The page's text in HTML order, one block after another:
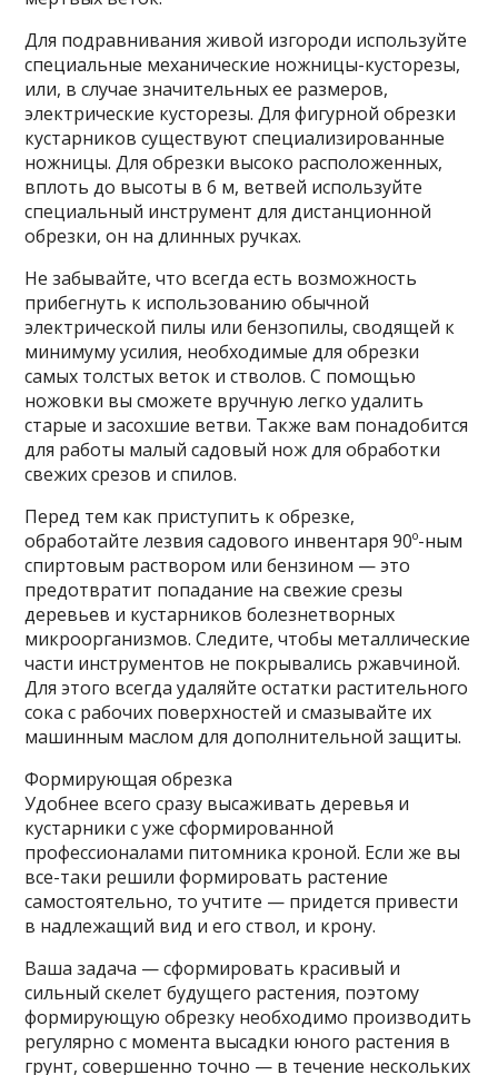
Для подравнивания живой изгороди используйте
специальные механические ножницы-кусторезы,
или, в случае значительных ее размеров,
электрические кусторезы. Для фигурной обрезки
кустарников существуют специализированные
ножницы. Для обрезки высоко расположенных,
вплоть до высоты в 6 м, ветвей используйте
специальный инструмент для дистанционной
обрезки, он на длинных ручках.
Не забывайте, что всегда есть возможность
прибегнуть к использованию обычной
электрической пилы или бензопилы, сводящей к
минимуму усилия, необходимые для обрезки
самых толстых веток и стволов. С помощью
ножовки вы сможете вручную легко удалить
старые и засохшие ветви. Также вам понадобится
для работы малый садовый нож для обработки
свежих срезов и спилов.
Перед тем как приступить к обрезке,
обработайте лезвия садового инвентаря 90º-ным
спиртовым раствором или бензином — это
предотвратит попадание на свежие срезы
деревьев и кустарников болезнетворных
микроорганизмов. Следите, чтобы металлические
части инструментов не покрывались ржавчиной.
Для этого всегда удаляйте остатки растительного
сока с рабочих поверхностей и смазывайте их
машинным маслом для дополнительной защиты.
Формирующая обрезка
Удобнее всего сразу высаживать деревья и
кустарники с уже сформированной
профессионалами питомника кроной. Если же вы
все-таки решили формировать растение
самостоятельно, то учтите — придется привести
в надлежащий вид и его ствол, и крону.
Ваша задача — сформировать красивый и
сильный скелет будущего растения, поэтому
формирующую обрезку необходимо производить
регулярно с момента высадки юного растения в
грунт, совершенно точно — в течение нескольких